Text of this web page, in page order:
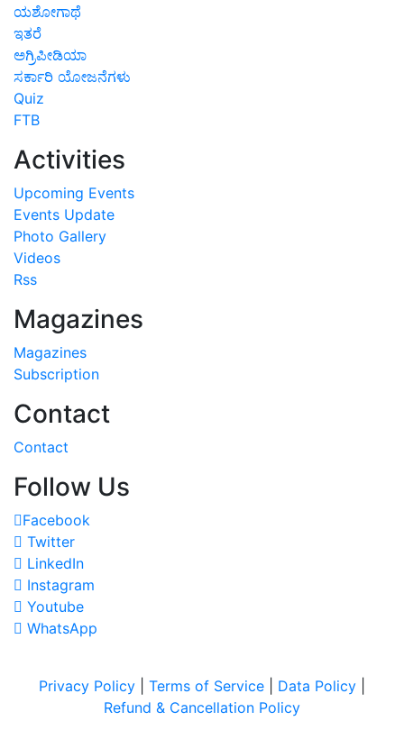
ಯಶೋಗಾಥೆ
ಇತರೆ
ಅಗ್ರಿಪೀಡಿಯಾ
ಸರ್ಕಾರಿ ಯೋಜನೆಗಳು
Quiz
FTB
Activities
Upcoming Events
Events Update
Photo Gallery
Videos
Rss
Magazines
Magazines
Subscription
Contact
Contact
Follow Us
Facebook
Twitter
LinkedIn
Instagram
Youtube
WhatsApp
Privacy Policy Terms of Service Data Policy
Refund & Cancellation Policy